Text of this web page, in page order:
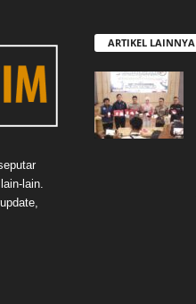
lain.
ARTIKEL LAINNYA